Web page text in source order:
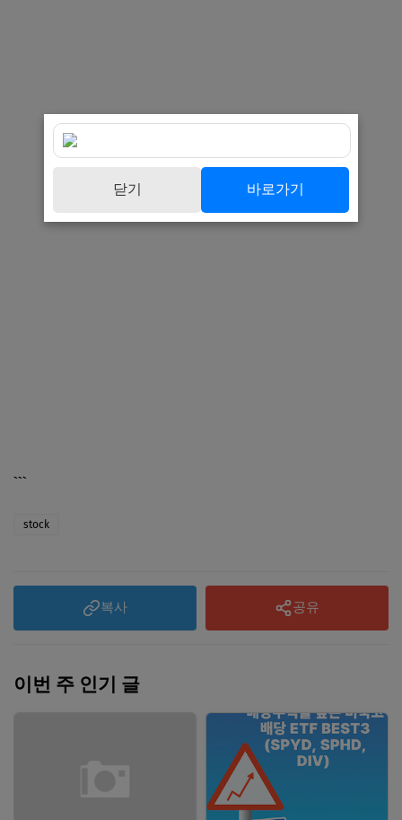
```
stock
복사 공유
이번 주 인기 글
닫기 바로가기